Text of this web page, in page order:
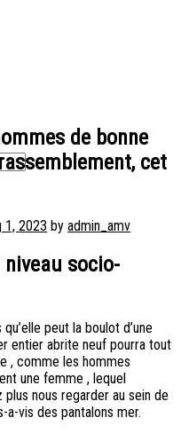
de bonne
cet
1, 2023 by admin_amv
niveau socio-
peut la boulot d’une
entier abrite neuf pourra tout
, comme les hommes
une femme , lequel
nous regarder au sein de
vis des pantalons mer.